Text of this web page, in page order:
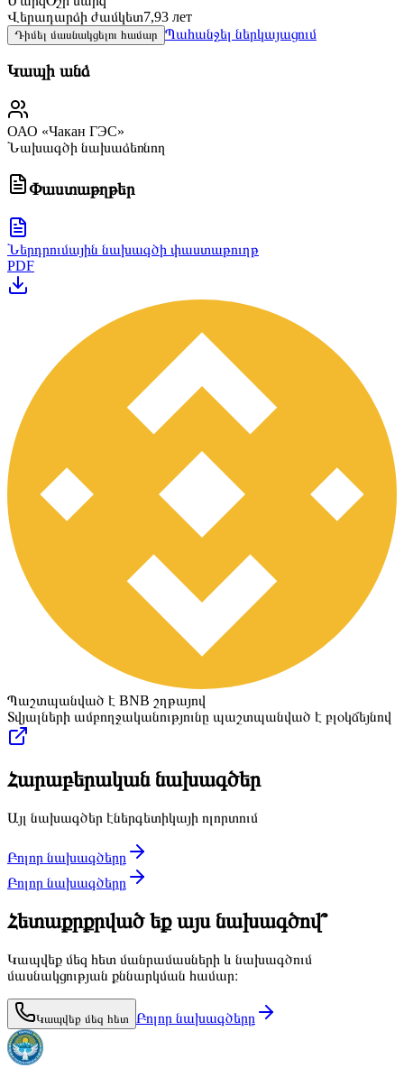
Վերադարձի ժամկետ7,93 лет
Դիմել մասնակցելու համար Պահանջել ներկայացում
Կապի անձ
ОАО «Чакан ГЭС»
Նախագծի նախաձեռնող
Փաստաթղթեր
Ներդրումային նախագծի փաստաթուղթ
PDF
Պաշտպանված է BNB շղթայով
Տվյալների ամբողջականությունը պաշտպանված է բլօկճեյնով
Հարաբերական նախագծեր
Այլ նախագծեր էներգետիկայի ոլորտում
Բոլոր նախագծերը
Բոլոր նախագծերը
Հետաքրքրված եք այս նախագծով՞
Կապվեք մեզ հետ մանրամասների և նախագծում
մասնակցության քննարկման համար։
Կապվեք մեզ հետ Բոլոր նախագծերը